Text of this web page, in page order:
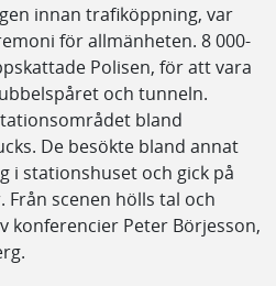
innan trafiköppning, var
för allmänheten. 8 000-
Polisen, för att vara
och tunneln.
bland
De besökte bland annat
i stationshuset och gick på
scenen hölls tal och
konferencier Peter Börjesson,